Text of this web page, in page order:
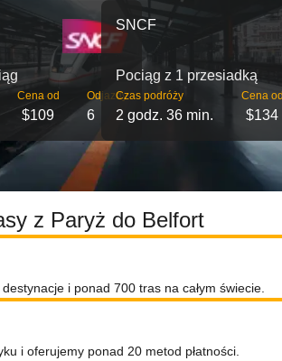
Cena od
$109
Odjazdy
6
SNCF
Pociąg z 1 przesiadką
Czas podróży
2 godz. 36 min.
Cena
$134
z Paryż do Belfort
i ponad 700 tras na całym świecie.
i oferujemy ponad 20 metod płatności.